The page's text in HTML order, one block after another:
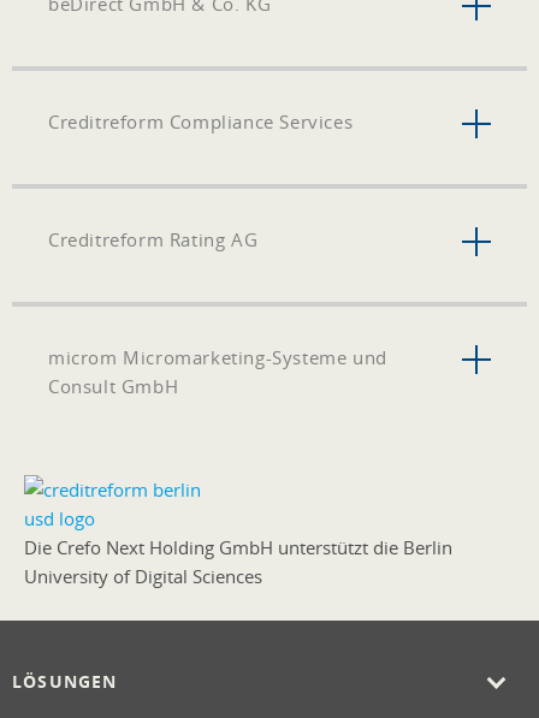
Creditreform Compliance Services
Creditreform Rating AG
microm Micromarketing-Systeme und
Consult GmbH
Die Crefo Next Holding GmbH unterstützt die Berlin
University of Digital Sciences
LÖSUNGEN